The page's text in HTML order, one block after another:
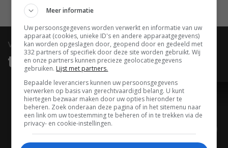
video
trailers & clips
TRAILER
Meer informatie
Uw persoonsgegevens worden verwerkt en informatie van uw
apparaat (cookies, unieke ID's en andere apparaatgegevens)
kan worden opgeslagen door, geopend door en gedeeld met
332 partners of specifiek door deze site worden gebruikt. Wij
en onze partners kunnen precieze geolocatiegegevens
gebruiken. Lijst met partners.
Bepaalde leveranciers kunnen uw persoonsgegevens
verwerken op basis van gerechtvaardigd belang. U kunt
hiertegen bezwaar maken door uw opties hieronder te
beheren. Zoek onderaan deze pagina of in het sitemenu naar
een link om uw toestemming te beheren of in te trekken via de
privacy- en cookie-instellingen.